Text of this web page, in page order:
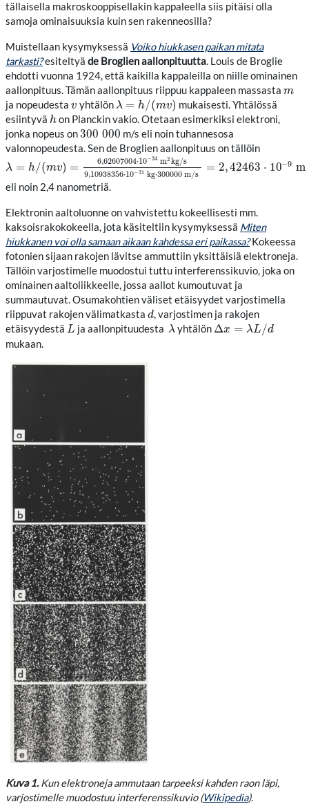
tällaisella makroskooppisellakin kappaleella siis pitäisi olla
samoja ominaisuuksia kuin sen rakenneosilla?
Muistellaan kysymyksessä Voiko hiukkasen paikan mitata
tarkasti?esiteltyä de Broglien aallonpituutta. Louis de Broglie
ehdotti vuonna 1924, että kaikilla kappaleilla on niille ominainen
aallonpituus. Tämän aallonpituus riippuu kappaleen massasta m
m
ja nopeudesta v
v yhtälönλ = h/(mv)
λ=h/ (mv)
mukaisesti. Yhtälössä
esiintyvä h
h on Planckin vakio. Otetaan esimerkiksi elektroni,
jonka nopeus on300 000
300 000 m/s eli noin tuhannesosa
valonnopeudesta. Sen de Broglien aallonpituus on tällöin
λ = h/(mv) = 6,62607004⋅10−34 m2 kg/s
9,10938356⋅10−31 kg⋅300000 m/s
= 2,42463 ⋅ 10−9 m
λ=h/ (mv)=6,62607004⋅10−34m2kg/s9,10938356⋅10− 31kg⋅
eli noin 2,4 nanometriä.
Elektronin aaltoluonne on vahvistettu kokeellisesti mm.
kaksoisrakokokeella, jota käsiteltiin kysymyksessä Miten
hiukkanen voi olla samaan aikaan kahdessa eri paikassa?Kokeessa
fotonien sijaan rakojen lävitse ammuttiin yksittäisiä elektroneja.
Tällöin varjostimelle muodostui tuttu interferenssikuvio, joka on
ominainen aaltoliikkeelle, jossa aallot kumoutuvat ja
summautuvat. Osumakohtien väliset etäisyydet varjostimella
riippuvat rakojen välimatkasta d
d, varjostimen ja rakojen
etäisyydestä L
L ja aallonpituudesta λ
λ yhtälön Δx = λL/d
Δx= λL /d
mukaan.
Kuva 1.Kun elektroneja ammutaan tarpeeksi kahden raon läpi,
varjostimelle muodostuu interferenssikuvio (Wikipedia).